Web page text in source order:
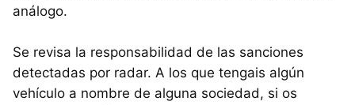
análogo.
Se revisa la responsabilidad de las sanciones
detectadas por radar. A los que tengais algún
vehículo a nombre de alguna sociedad, si os